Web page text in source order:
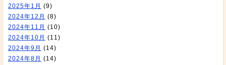
2025年1月 (9)
2024年12月 (8)
2024年11月 (10)
2024年10月 (11)
2024年9月 (14)
2024年8月 (14)